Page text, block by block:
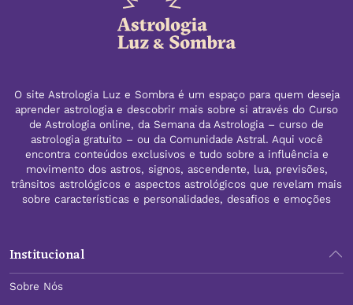
O site Astrologia Luz e Sombra é um espaço para quem deseja
aprender astrologia e descobrir mais sobre si através do Curso
de Astrologia online, da Semana da Astrologia – curso de
astrologia gratuito – ou da Comunidade Astral. Aqui você
encontra conteúdos exclusivos e tudo sobre a influência e
movimento dos astros, signos, ascendente, lua, previsões,
trânsitos astrológicos e aspectos astrológicos que revelam mais
sobre características e personalidades, desafios e emoções
Institucional
Sobre Nós